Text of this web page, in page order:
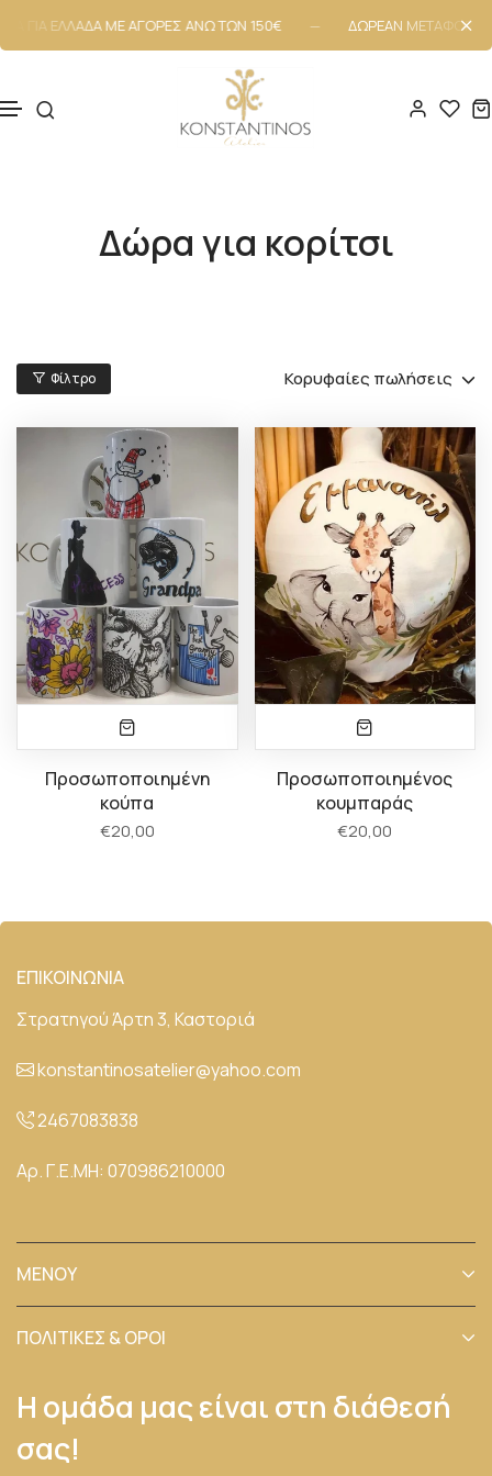
ΓΙΑ ΕΛΛΑΔΑ ΜΕ ΑΓΟΡΕΣ ΑΝΩ ΤΩΝ 150€ ΔΩΡΕΑΝ
Δώρα για κορίτσι
Φίλτρο Κορυφαίες πωλήσεις
Προσωποποιημένη
κούπα
€20,00
Προσωποποιημένος
κουμπαράς
€20,00
ΕΠΙΚΟΙΝΩΝΙΑ
Στρατηγού Άρτη 3, Καστοριά
konstantinosatelier@yahoo.com
2467083838
Aρ. Γ.Ε.ΜΗ: 070986210000
ΜΕΝΟΥ
ΠΟΛΙΤΙΚΕΣ & ΟΡΟΙ
Η ομάδα μας είναι στη διάθεσή
σας!